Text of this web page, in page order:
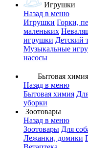
Игрушки
Назад в меню
Игрушки Горки,
маленьких
игрушки Детский
Музыкальные
насосы
Бытовая химия
Назад в меню
Бытовая химия
уборки
Зоотовары
Назад в меню
Зоотовары Для
Лежанки, домики